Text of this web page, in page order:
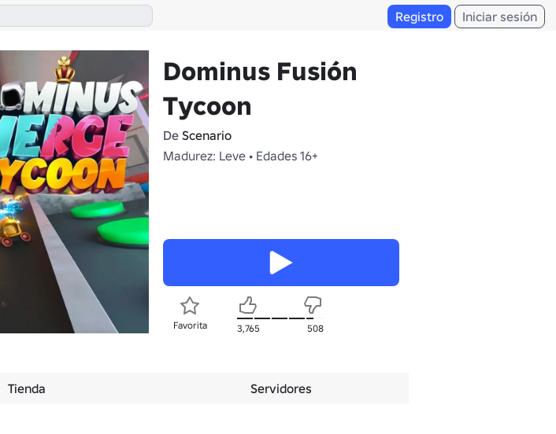
Registro Iniciar sesión
Dominus Fusión
Tycoon
De Scenario
Madurez: Leve • Edades 16+
Favorita 3,765 508
Tienda Servidores